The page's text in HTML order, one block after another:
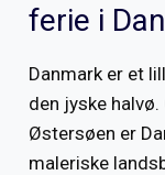
ferie i
Danmark er et
den jyske
Østersøen er
maleriske